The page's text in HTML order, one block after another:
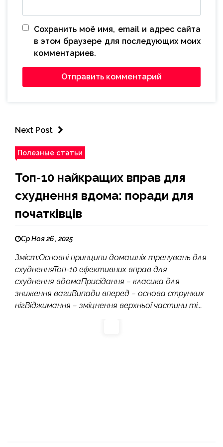
Сохранить моё имя, email и адрес сайта
в этом браузере для последующих моих
комментариев.
Next Post
Полезные статьи
Топ-10 найкращих вправ для
схуднення вдома: поради для
початківців
Ср Ноя 26 , 2025
Зміст:Основні принципи домашніх тренувань для
схудненняТоп-10 ефективних вправ для
схуднення вдомаПрисідання – класика для
зниження вагиВипади вперед – основа струнких
нігВіджимання – зміцнення верхньої частини ті...